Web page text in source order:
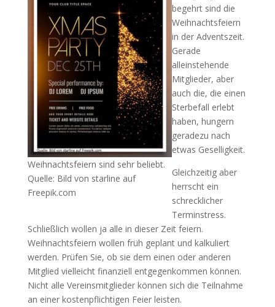
Weihnachtsfeiern sind sehr beliebt.
Quelle: Bild von starline auf
Freepik.com
begehrt sind die
Weihnachtsfeiern
in der Adventszeit.
Gerade
alleinstehende
Mitglieder, aber
auch die, die einen
Sterbefall erlebt
haben, hungern
geradezu nach
etwas Geselligkeit.
Gleichzeitig aber
herrscht ein
schrecklicher
Terminstress.
Schließlich wollen ja alle in dieser Zeit feiern.
Weihnachtsfeiern wollen früh geplant und kalkuliert
werden. Prüfen Sie, ob sie dem einen oder anderen
Mitglied vielleicht finanziell entgegenkommen können.
Nicht alle Vereinsmitglieder können sich die Teilnahme
an einer kostenpflichtigen Feier leisten.